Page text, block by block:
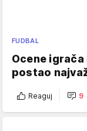
FUDBAL
Ocene
postao
Reaguj 9